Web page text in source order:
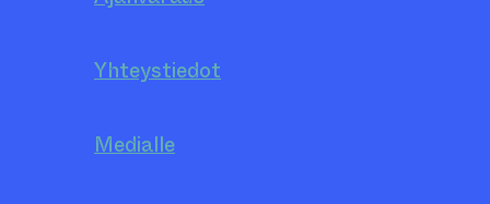
Yhteystiedot
Medialle